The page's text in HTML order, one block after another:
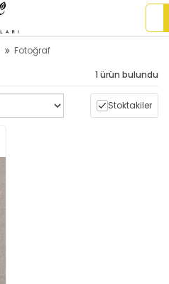
Fotoğraf
1 ürün bulundu
Stoktakiler